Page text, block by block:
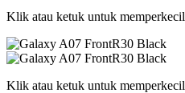
Klik atau ketuk untuk memperkecil
Klik atau ketuk untuk memperkecil